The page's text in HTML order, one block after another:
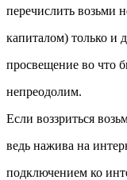
перечислить возьми
капиталом) только и
просвещение во что
непреодолим.
Если воззриться
ведь нажива на
подключением ко